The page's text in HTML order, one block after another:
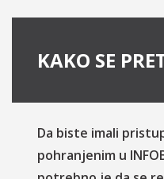
KAKO SE
Da biste imali
pohranjenim u